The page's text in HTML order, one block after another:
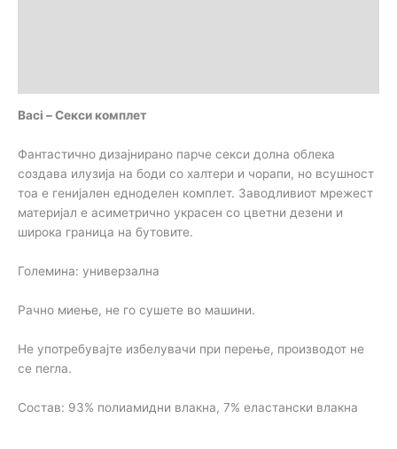
Baci – Секси комплет
Фантастично дизајнирано парче секси долна облека
создава илузија на боди со халтери и чорапи, но всушност
тоа е генијален едноделен комплет. Заводливиот мрежест
материјал е асиметрично украсен со цветни дезени и
широка граница на бутовите.
Големина: универзална
Рачно миење, не го сушете во машини.
Не употребувајте избелувачи при перење, производот не
се пегла.
Состав: 93% полиамидни влакна, 7% еластански влакна